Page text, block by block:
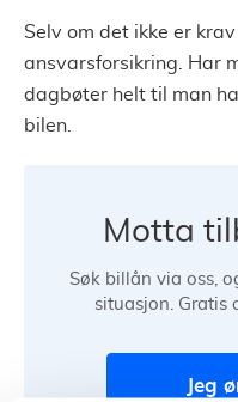
Selv om det ikke er
ansvarsforsikring. Har
dagbøter helt til man
bilen.
Motta
Søk billån via oss,
situasjon. Gratis
Jeg